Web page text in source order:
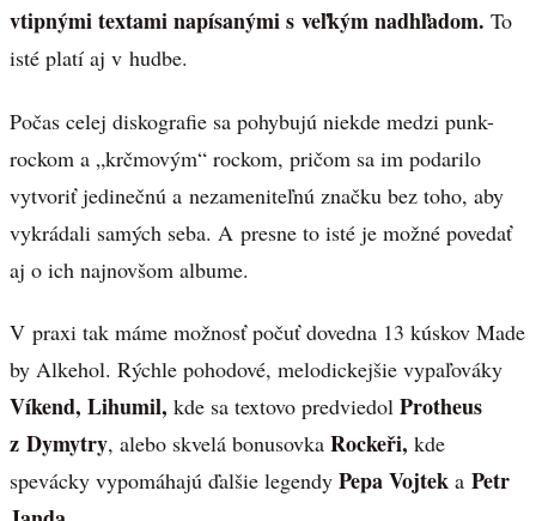
vtipnými textami napísanými s veľkým nadhľadom. To
isté platí aj v hudbe.
Počas celej diskografie sa pohybujú niekde medzi punk-
rockom a „krčmovým“ rockom, pričom sa im podarilo
vytvoriť jedinečnú a nezameniteľnú značku bez toho, aby
vykrádali samých seba. A presne to isté je možné povedať
aj o ich najnovšom albume.
V praxi tak máme možnosť počuť dovedna 13 kúskov Made
by Alkehol. Rýchle pohodové, melodickejšie vypaľováky
Víkend, Lihumil, kde sa textovo predviedol Protheus
z Dymytry, alebo skvelá bonusovka Rockeři, kde
spevácky vypomáhajú ďalšie legendy Pepa Vojtek a Petr